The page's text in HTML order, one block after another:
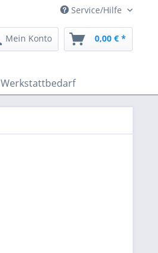
Service/Hilfe
Mein Konto 0,00 € *
Werkstattbedarf